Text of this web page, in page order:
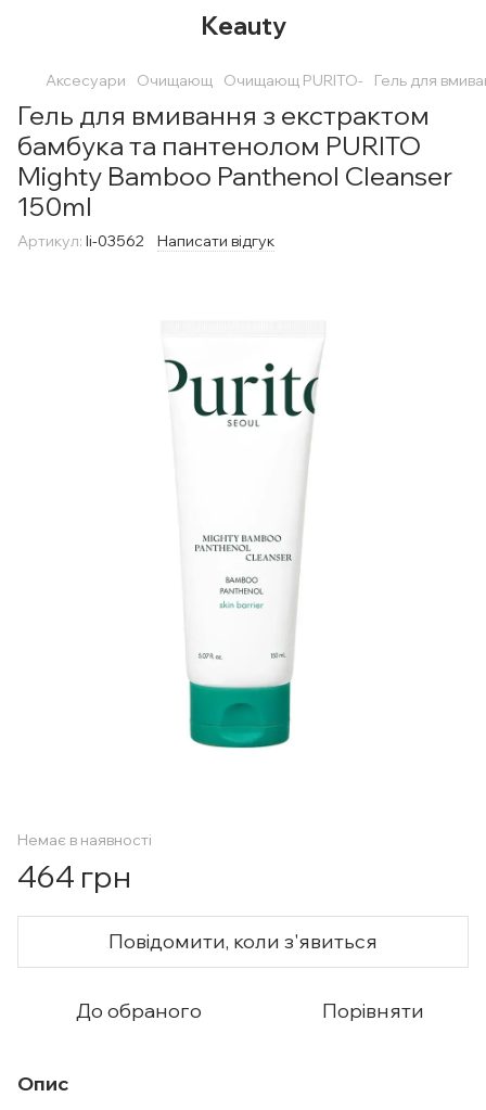
Keauty
Аксесуари Очищающ Очищающ PURITO- Гель для
Гель для вмивання з екстрактом
бамбука та пантенолом PURITO
Mighty Bamboo Panthenol Cleanser
150ml
Артикул: li-03562 Написати відгук
Немає в наявності
464 грн
Повідомити, коли з'явиться
До обраного Порівняти
Опис